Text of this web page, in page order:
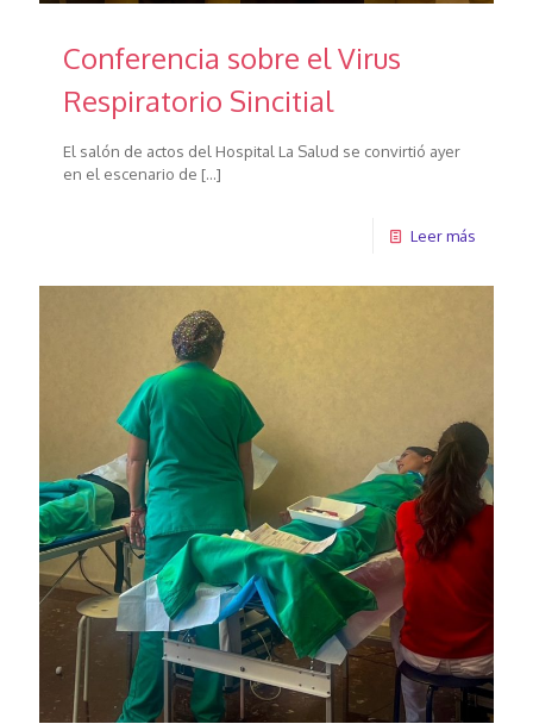
Conferencia sobre el Virus
Respiratorio Sincitial
El salón de actos del Hospital La Salud se convirtió ayer
en el escenario de […]
Leer más